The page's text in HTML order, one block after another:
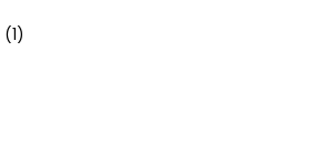
(1)